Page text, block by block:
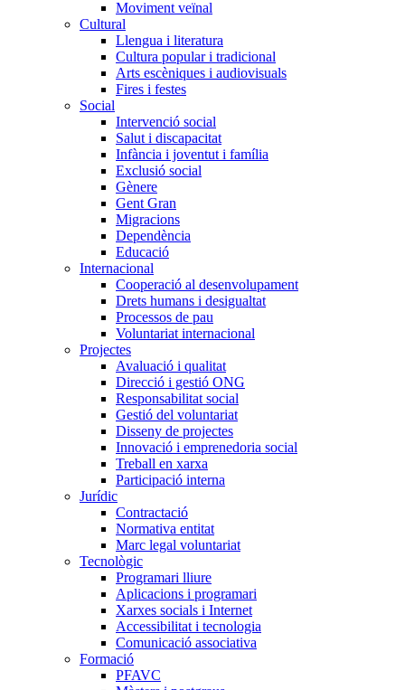
Moviment veïnal
Cultural
Llengua i literatura
Cultura popular i tradicional
Arts escèniques i audiovisuals
Fires i festes
Social
Intervenció social
Salut i discapacitat
Infància i joventut i família
Exclusió social
Gènere
Gent Gran
Migracions
Dependència
Educació
Internacional
Cooperació al desenvolupament
Drets humans i desigualtat
Processos de pau
Voluntariat internacional
Projectes
Avaluació i qualitat
Direcció i gestió ONG
Responsabilitat social
Gestió del voluntariat
Disseny de projectes
Innovació i emprenedoria social
Treball en xarxa
Participació interna
Jurídic
Contractació
Normativa entitat
Marc legal voluntariat
Tecnològic
Programari lliure
Aplicacions i programari
Xarxes socials i Internet
Accessibilitat i tecnologia
Comunicació associativa
Formació
PFAVC